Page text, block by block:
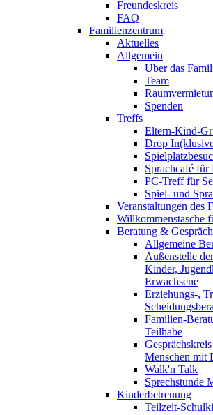
Freundeskreis
FAQ
Familienzentrum
Aktuelles
Allgemein
Über das
Team
Spenden
Treffs
Eltern-Kind-
Drop
Sprachcafé für
PC-Treff für
Spiel- und
Veranstaltungen des
Willkommenstasche
Beratung &
Allgemeine
Außenstelle
Kinder,
Erwachsene
Erziehungs-,
Familien-
Teilhabe
Menschen mit
Walk'n Talk
Sprechstunde
Kinderbetreuung
Teilzeit-